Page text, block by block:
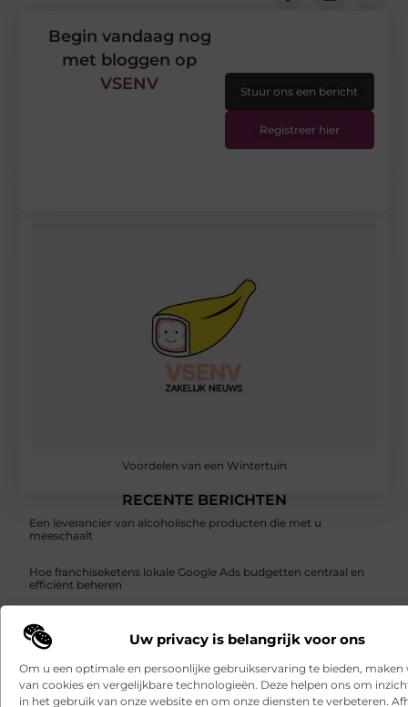
Uw privacy is belangrijk voor ons
Om u een optimale en persoonlijke gebruikservaring te bieden, maken
van cookies en vergelijkbare technologieën. Deze helpen ons om
in het gebruik van onze website en om onze diensten te verbeteren.
Voordelen van een Wintertuin
RECENTE BERICHTEN
Een leverancier van alcoholische producten die met u
meeschaalt
Hoe franchiseketens lokale Google Ads budgetten centraal en
efficiënt beheren
Een buitenkat of binnenkat? Dezelfde dierenarts voor uw kat
onrustige periode
Begin vandaag nog
met bloggen op
VSENV
Stuur ons een bericht
Registreer hier